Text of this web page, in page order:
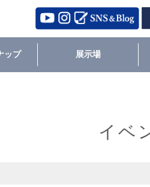
ップ 展示場
イベ